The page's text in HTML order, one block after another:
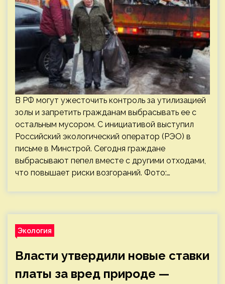
В РФ могут ужесточить контроль за утилизацией
золы и запретить гражданам выбрасывать ее с
остальным мусором. С инициативой выступил
Российский экологический оператор (РЭО) в
письме в Минстрой. Сегодня граждане
выбрасывают пепел вместе с другими отходами,
что повышает риски возгораний. Фото:…
Экология
Власти утвердили новые ставки
платы за вред природе —